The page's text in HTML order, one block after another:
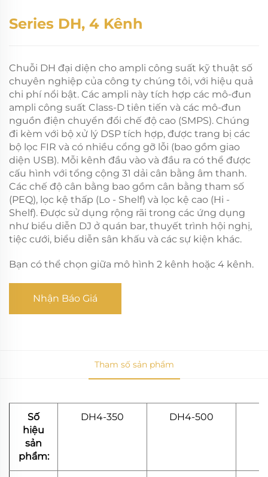
Series DH, 4 Kênh
Chuỗi DH đại diện cho ampli công suất kỹ thuật số
chuyên nghiệp của công ty chúng tôi, với hiệu quả
chi phí nổi bật. Các ampli này tích hợp các mô-đun
ampli công suất Class-D tiên tiến và các mô-đun
nguồn điện chuyển đổi chế độ cao (SMPS). Chúng
đi kèm với bộ xử lý DSP tích hợp, được trang bị các
bộ lọc FIR và có nhiều cổng gỡ lỗi (bao gồm giao
diện USB). Mỗi kênh đầu vào và đầu ra có thể được
cấu hình với tổng cộng 31 dải cân bằng âm thanh.
Các chế độ cân bằng bao gồm cân bằng tham số
(PEQ), lọc kệ thấp (Lo - Shelf) và lọc kệ cao (Hi -
Shelf). Được sử dụng rộng rãi trong các ứng dụng
như biểu diễn DJ ở quán bar, thuyết trình hội nghị,
tiệc cưới, biểu diễn sân khấu và các sự kiện khác.
Bạn có thể chọn giữa mô hình 2 kênh hoặc 4 kênh.
Nhận Báo Giá
Tham số sản phẩm
Số
hiệu
sản
phẩm:
DH4-350 DH4-500